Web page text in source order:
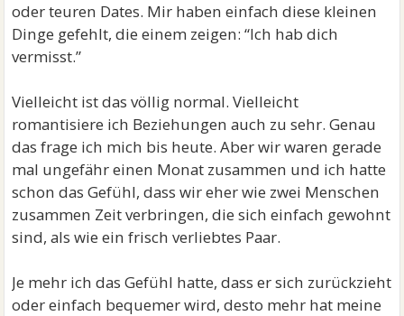
oder teuren Dates. Mir haben einfach diese kleinen
Dinge gefehlt, die einem zeigen: “Ich hab dich
vermisst.”
Vielleicht ist das völlig normal. Vielleicht
romantisiere ich Beziehungen auch zu sehr. Genau
das frage ich mich bis heute. Aber wir waren gerade
mal ungefähr einen Monat zusammen und ich hatte
schon das Gefühl, dass wir eher wie zwei Menschen
zusammen Zeit verbringen, die sich einfach gewohnt
sind, als wie ein frisch verliebtes Paar.
Je mehr ich das Gefühl hatte, dass er sich zurückzieht
oder einfach bequemer wird, desto mehr hat meine